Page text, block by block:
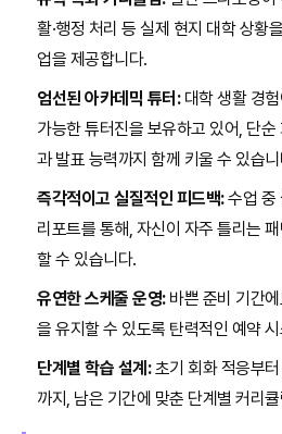
활·행정 처리 등 실제 현지 대학 상황
업을 제공합니다.
엄선된 아카데믹 튜터:대학 생활 경
가능한 튜터진을 보유하고 있어, 단
과 발표 능력까지 함께 키울 수 있습
즉각적이고 실질적인 피드백:수업 중
리포트를 통해, 자신이 자주 틀리는
할 수 있습니다.
유연한 스케줄 운영:바쁜 준비 기간
을 유지할 수 있도록 탄력적인 예약
단계별 학습 설계:초기 회화 적응부
까지, 남은 기간에 맞춘 단계별 커리